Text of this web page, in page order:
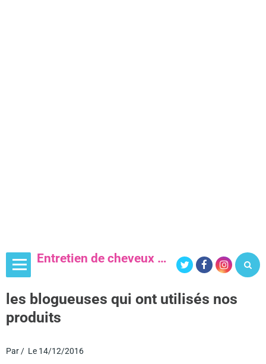
Entretien de cheveux afro et beauté
les blogueuses qui ont utilisés nos
produits
Par Le 14/12/2016